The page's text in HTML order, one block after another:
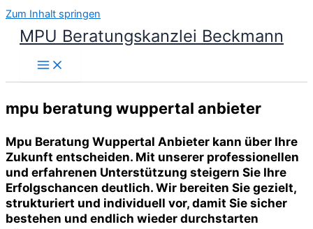
Zum Inhalt springen
MPU Beratungskanzlei Beckmann
mpu beratung wuppertal anbieter
Mpu Beratung Wuppertal Anbieter kann über Ihre
Zukunft entscheiden. Mit unserer professionellen
und erfahrenen Unterstützung steigern Sie Ihre
Erfolgschancen deutlich. Wir bereiten Sie gezielt,
strukturiert und individuell vor, damit Sie sicher
bestehen und endlich wieder durchstarten